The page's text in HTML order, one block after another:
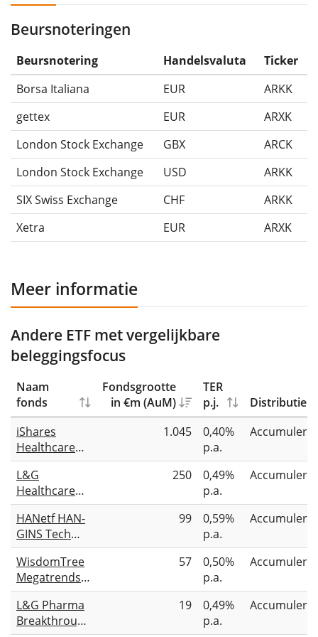
Beursnoteringen
Beursnotering Handelsvaluta
Ticker
Borsa Italiana
EUR
ARKK
gettex
EUR
ARXK
London Stock Exchange
GBX
ARCK
London Stock Exchange
USD
ARKK
SIX Swiss Exchange
CHF
ARKK
Xetra
EUR ARXK
Meer informatie
Andere ETF met vergelijkbare
beleggingsfocus
Naam
fonds
Fondsgrootte
in €m (AuM)
TER
p.j.
Distributie
iShares
Healthcare
Innovation
UCITS ETF
1.045
0,40%
p.a.
L&G
Healthcare
Technology &
Innovation
UCITS ETF
USD Acc
250
0,49%
p.a.
HANetf HAN-
GINS Tech
Megatrend
Equal Weight
UCITS ETF
99
0,59%
p.a.
WisdomTree
Megatrends
UCITS ETF
USD
57
0,50%
p.a.
L&G Pharma
Breakthrough
19
0,49%
p.a.